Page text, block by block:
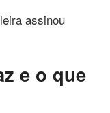
assinou
e o que